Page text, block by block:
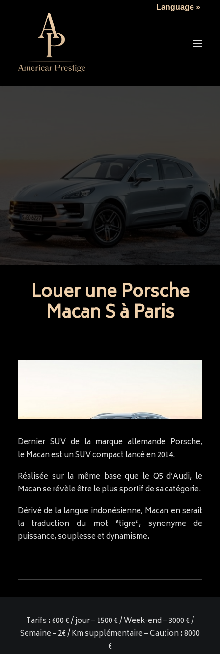
NOUS CONTACTER
Louer une Porsche
Macan S à Paris
Dernier SUV de la marque allemande Porsche,
le Macan est un SUV compact lancé en 2014.
Réalisée sur la même base que le Q5 d’Audi, le
Macan se révèle être le plus sportif de sa catégorie.
Dérivé de la langue indonésienne, Macan en serait
la traduction du mot “tigre”, synonyme de
puissance, souplesse et dynamisme.
Tarifs : 600 € / jour – 1500 € / Week-end – 3000 € /
Semaine – 2€ / Km supplémentaire – Caution : 8000
€
Language »